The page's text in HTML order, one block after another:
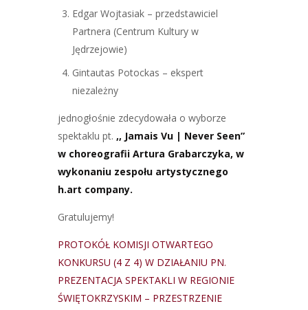
Edgar Wojtasiak – przedstawiciel
Partnera (Centrum Kultury w
Jędrzejowie)
Gintautas Potockas – ekspert
niezależny
jednogłośnie zdecydowała o wyborze
spektaklu pt. ,, Jamais Vu | Never Seen”
w choreografii Artura Grabarczyka, w
wykonaniu zespołu artystycznego
h.art company.
Gratulujemy!
PROTOKÓŁ KOMISJI OTWARTEGO
KONKURSU (4 Z 4) W DZIAŁANIU PN.
PREZENTACJA SPEKTAKLI W REGIONIE
ŚWIĘTOKRZYSKIM – PRZESTRZENIE